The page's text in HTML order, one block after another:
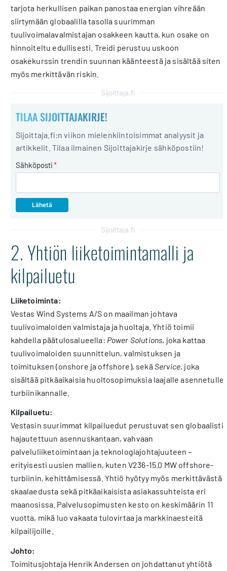
tarjota herkullisen paikan panostaa energian vihreään
siirtymään globaalilla tasolla suurimman
tuulivoimalavalmistajan osakkeen kautta, kun osake on
hinnoiteltu edullisesti. Treidi perustuu uskoon
osakekurssin trendin suunnan käänteestä ja sisältää siten
myös merkittävän riskin.
Sijoittaja.fi
TILAA SIJOITTAJAKIRJE!
Sijoittaja.fi:n viikon mielenkiintoisimmat analyysit ja
artikkelit. Tilaa ilmainen Sijoittajakirje sähköpostiin!
Sähköposti*
Sijoittaja.fi
2. Yhtiön liiketoimintamalli ja
kilpailuetu
Liiketoiminta:
Vestas Wind Systems A/S on maailman johtava
tuulivoimaloiden valmistaja ja huoltaja. Yhtiö toimii
kahdella päätulosalueella: Power Solutions, joka kattaa
tuulivoimaloiden suunnittelun, valmistuksen ja
toimituksen (onshore ja offshore), sekä Service, joka
sisältää pitkäaikaisia huoltosopimuksia laajalle asennetulle
turbiinikannalle.
Kilpailuetu:
Vestasin suurimmat kilpailuedut perustuvat sen globaalisti
hajautettuun asennuskantaan, vahvaan
palveluliiketoimintaan ja teknologiajohtajuuteen –
erityisesti uusien mallien, kuten V236-15.0 MW offshore-
turbiinin, kehittämisessä. Yhtiö hyötyy myös merkittävästä
skaalaedusta sekä pitkäaikaisista asiakassuhteista eri
maanosissa. Palvelusopimusten kesto on keskimäärin 11
vuotta, mikä luo vakaata tulovirtaa ja markkinaesteitä
kilpailijoille.
Johto:
Toimitusjohtaja Henrik Andersen on johdattanut yhtiötä